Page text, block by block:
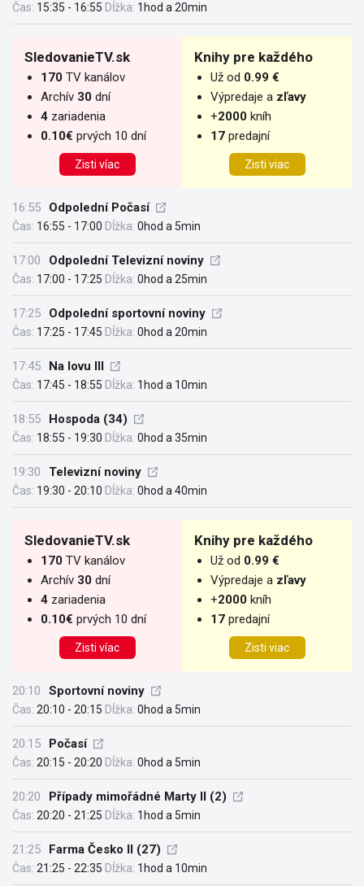
Čas: 15:35 - 16:55 Dĺžka: 1hod a 20min
SledovanieTV.sk
170 TV kanálov
Archív 30 dní
4 zariadenia
0.10€ prvých 10 dní
Zisti víac
Knihy pre každého
Už od 0.99 €
Výpredaje a zľavy
+2000 kníh
17 predajní
Zisti viac
16:55 Odpolední Počasí
Čas: 16:55 - 17:00 Dĺžka: 0hod a 5min
17:00 Odpolední Televizní noviny
Čas: 17:00 - 17:25 Dĺžka: 0hod a 25min
17:25 Odpolední sportovní noviny
Čas: 17:25 - 17:45 Dĺžka: 0hod a 20min
17:45 Na lovu III
Čas: 17:45 - 18:55 Dĺžka: 1hod a 10min
18:55 Hospoda (34)
Čas: 18:55 - 19:30 Dĺžka: 0hod a 35min
19:30 Televizní noviny
Čas: 19:30 - 20:10 Dĺžka: 0hod a 40min
SledovanieTV.sk
170 TV kanálov
Archív 30 dní
4 zariadenia
0.10€ prvých 10 dní
Zisti víac
Knihy pre každého
Už od 0.99 €
Výpredaje a zľavy
+2000 kníh
17 predajní
Zisti viac
20:10 Sportovní noviny
Čas: 20:10 - 20:15 Dĺžka: 0hod a 5min
20:15 Počasí
Čas: 20:15 - 20:20 Dĺžka: 0hod a 5min
20:20 Případy mimořádné Marty II (2)
Čas: 20:20 - 21:25 Dĺžka: 1hod a 5min
21:25 Farma Česko II (27)
Čas: 21:25 - 22:35 Dĺžka: 1hod a 10min